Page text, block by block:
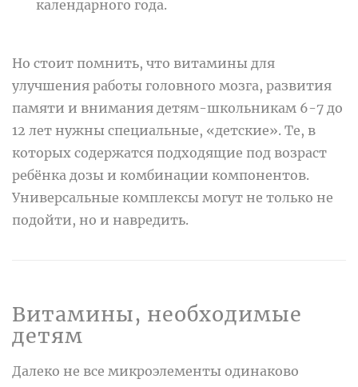
календарного года.
Но стоит помнить, что витамины для
улучшения работы головного мозга, развития
памяти и внимания детям-школьникам 6-7 до
12 лет нужны специальные, «детские». Те, в
которых содержатся подходящие под возраст
ребёнка дозы и комбинации компонентов.
Универсальные комплексы могут не только не
подойти, но и навредить.
Витамины, необходимые
детям
Далеко не все микроэлементы одинаково